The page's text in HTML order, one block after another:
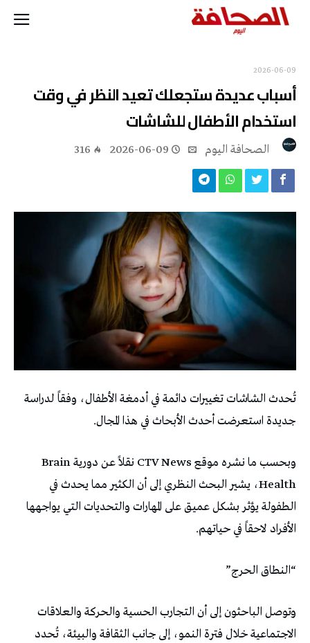
2026-06-09
أسباب عديدة ستجعلك تعيد النظر في وقت
استخدام الأطفال للشاشات
2026-06-09
316
تُحدث الشاشات تغييرات دائمة في أدمغة الأطفال، وفقاً لدراسة
جديدة استعرضت أحدث الأبحاث في هذا المجال.
وبحسب ما نشره موقع CTV News نقلاً عن دورية Brain
Health، يشير البحث النظري إلى أن الكثير مما يحدث في
الطفولة يؤثر بشكل عميق على المهارات والتحديات التي يواجهها
الأفراد لاحقاً في حياتهم.
“النطاق الحرج”
وتوصل الباحثون إلى أن التجارب الحسية والحركة والعلاقات
الاجتماعية خلال فترة النمو، إلى جانب الثقافة والبيئة، تُحدد